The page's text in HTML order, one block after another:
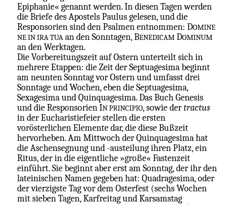
Epiphanie« genannt werden. In diesen Tagen werden
die Briefe des Apostels Paulus gelesen, und die
Responsorien sind den Psalmen entnommen: DOMINE
NE IN IRA TUA an den Sonntagen, BENEDICAMDOMINUM
an den Werktagen.
Die Vorbereitungszeit auf Ostern unterteilt sich in
mehrere Etappen: die Zeit der Septuagesima beginnt
am neunten Sonntag vor Ostern und umfasst drei
Sonntage und Wochen, eben die Septuagesima,
Sexagesima und Quinquagesima. Das Buch Genesis
und die Responsorien IN PRINCIPIO, sowie der tractus
in der Eucharistiefeier stellen die ersten
vorösterlichen Elemente dar, die diese Bußzeit
hervorheben. Am Mittwoch der Quinquagesima hat
die Aschensegnung und -austeilung ihren Platz, ein
Ritus, der in die eigentliche »große« Fastenzeit
einführt. Sie beginnt aber erst am Sonntag, der ihr den
lateinischen Namen gegeben hat: Quadragesima, oder
der vierzigste Tag vor dem Osterfest (sechs Wochen
mit sieben Tagen, Karfreitag und Karsamstag